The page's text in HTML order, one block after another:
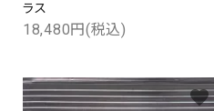
ラス
18,480円(税込)
favorite